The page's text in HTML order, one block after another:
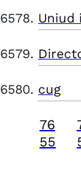
Uniud
cug
76
55